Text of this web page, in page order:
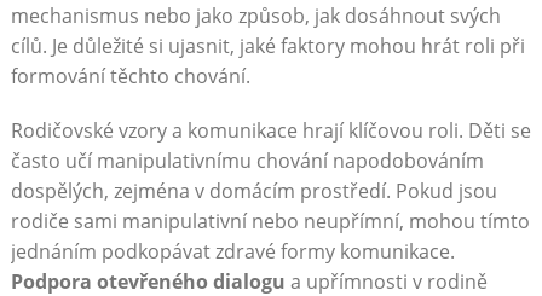
mechanismus nebo jako způsob, jak dosáhnout svých
cílů. Je důležité si ujasnit, jaké faktory mohou hrát roli při
formování těchto chování.
Rodičovské vzory a komunikace hrají klíčovou roli. Děti se
často učí manipulativnímu chování napodobováním
dospělých, zejména v domácím prostředí. Pokud jsou
rodiče sami manipulativní nebo neupřímní, mohou tímto
jednáním podkopávat zdravé formy komunikace.
Podpora otevřeného dialogu a upřímnosti v rodině